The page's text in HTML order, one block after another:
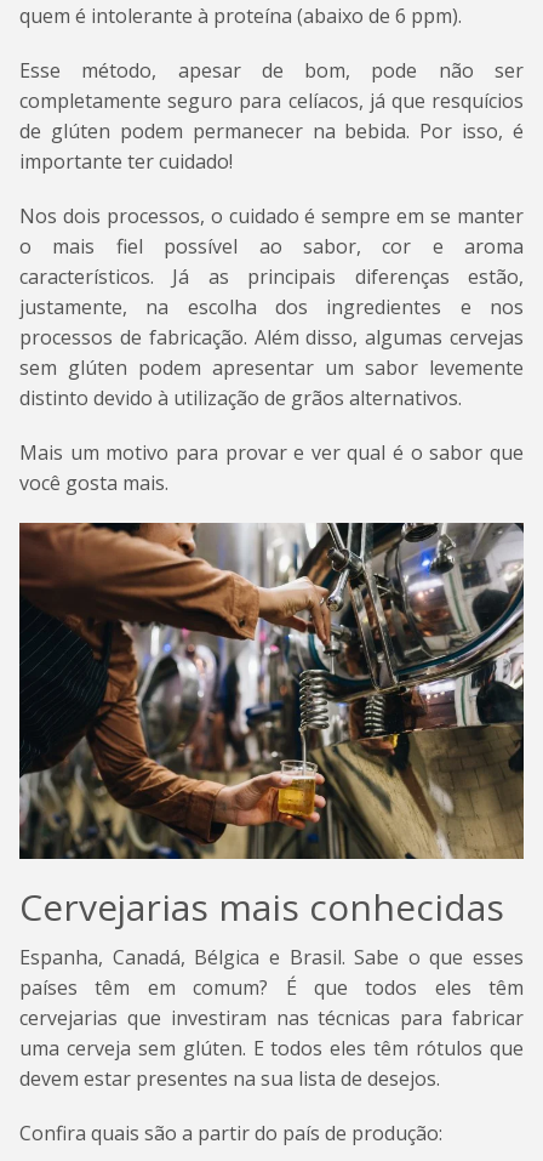
quem é intolerante à proteína (abaixo de 6 ppm).
Esse método, apesar de bom, pode não ser
completamente seguro para celíacos, já que resquícios
de glúten podem permanecer na bebida. Por isso, é
importante ter cuidado!
Nos dois processos, o cuidado é sempre em se manter
o mais fiel possível ao sabor, cor e aroma
característicos. Já as principais diferenças estão,
justamente, na escolha dos ingredientes e nos
processos de fabricação. Além disso, algumas cervejas
sem glúten podem apresentar um sabor levemente
distinto devido à utilização de grãos alternativos.
Mais um motivo para provar e ver qual é o sabor que
você gosta mais.
Cervejarias mais conhecidas
Espanha, Canadá, Bélgica e Brasil. Sabe o que esses
países têm em comum? É que todos eles têm
cervejarias que investiram nas técnicas para fabricar
uma cerveja sem glúten. E todos eles têm rótulos que
devem estar presentes na sua lista de desejos.
Confira quais são a partir do país de produção: